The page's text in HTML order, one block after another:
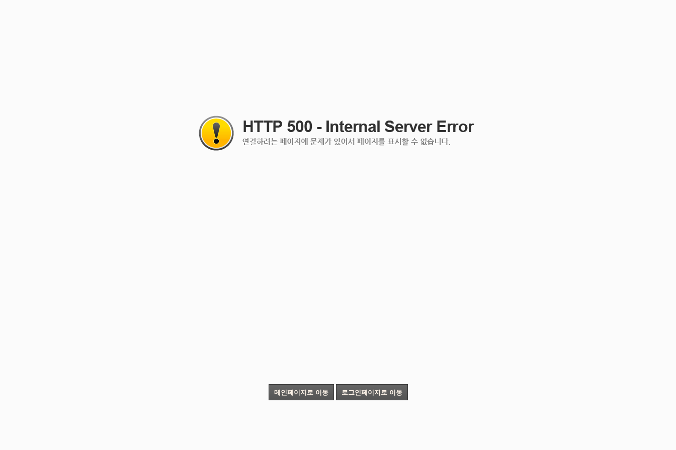
메인페이지로 이동 로그인페이지로 이동